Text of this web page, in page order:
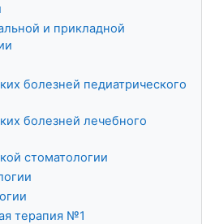
и прикладной
болезней педиатрического
болезней лечебного
стоматологии
терапия №1